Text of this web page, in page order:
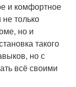
и комфортное
только
но и
такого
но с
всё своими